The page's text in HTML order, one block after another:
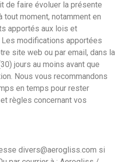
de faire évoluer la présente
moment, notamment en
apportés aux lois et
modifications apportées
site web ou par email, dans la
jours au moins avant que
Nous vous recommandons
en temps pour rester
règles concernant vos
divers@aerogliss.com si